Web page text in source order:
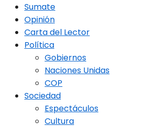
Sumate
Opinión
Carta del Lector
Política
Gobiernos
Naciones Unidas
COP
Sociedad
Espectáculos
Cultura